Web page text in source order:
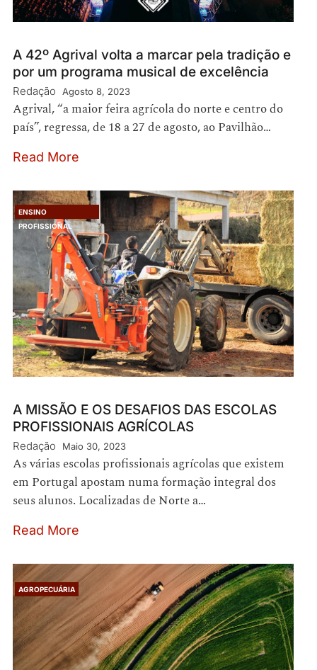
A 42º Agrival volta a marcar pela tradição e
por um programa musical de excelência
Redação Agosto 8, 2023
Agrival, “a maior feira agrícola do norte e centro do
país”, regressa, de 18 a 27 de agosto, ao Pavilhão…
Read More
ENSINO
PROFISSIONAL
A MISSÃO E OS DESAFIOS DAS ESCOLAS
PROFISSIONAIS AGRÍCOLAS
Redação Maio 30, 2023
As várias escolas profissionais agrícolas que existem
em Portugal apostam numa formação integral dos
seus alunos. Localizadas de Norte a…
Read More
AGROPECUÁRIA